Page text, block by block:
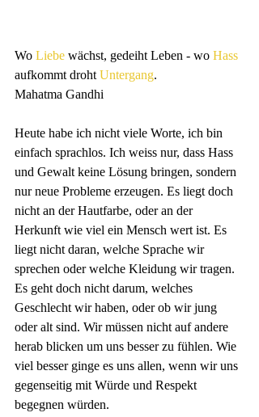
Wo Liebe wächst, gedeiht Leben - wo Hass
aufkommt droht Untergang.
Mahatma Gandhi
Heute habe ich nicht viele Worte, ich bin
einfach sprachlos. Ich weiss nur, dass Hass
und Gewalt keine Lösung bringen, sondern
nur neue Probleme erzeugen. Es liegt doch
nicht an der Hautfarbe, oder an der
Herkunft wie viel ein Mensch wert ist. Es
liegt nicht daran, welche Sprache wir
sprechen oder welche Kleidung wir tragen.
Es geht doch nicht darum, welches
Geschlecht wir haben, oder ob wir jung
oder alt sind. Wir müssen nicht auf andere
herab blicken um uns besser zu fühlen. Wie
viel besser ginge es uns allen, wenn wir uns
gegenseitig mit Würde und Respekt
begegnen würden.